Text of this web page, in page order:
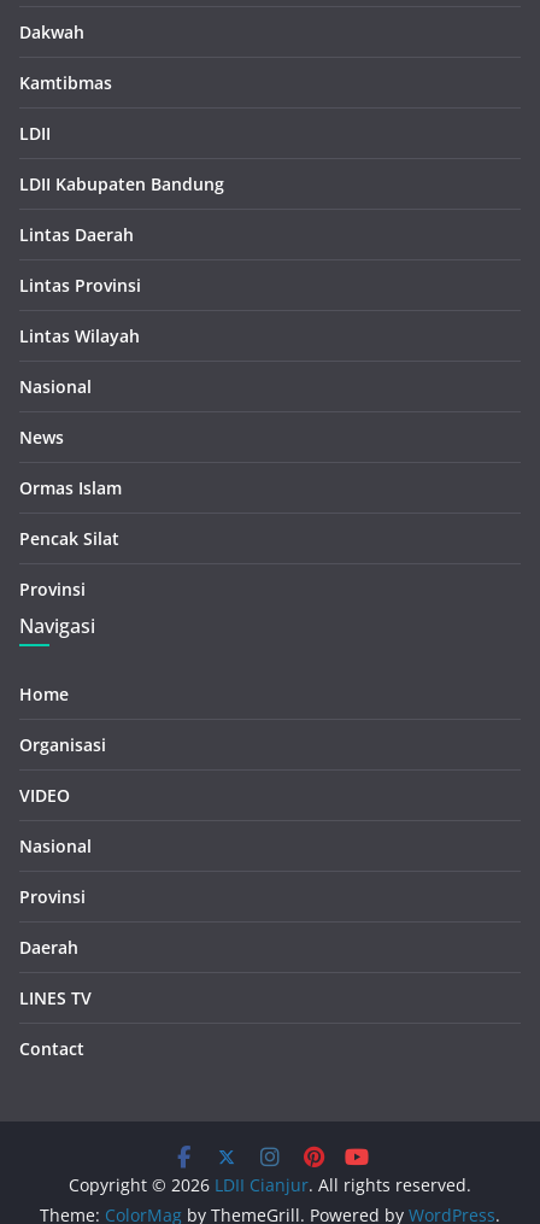
Dakwah
Kamtibmas
LDII
LDII Kabupaten Bandung
Lintas Daerah
Lintas Provinsi
Lintas Wilayah
Nasional
News
Ormas Islam
Pencak Silat
Provinsi
Navigasi
Home
Organisasi
VIDEO
Nasional
Provinsi
Daerah
LINES TV
Contact
Copyright © 2026 LDII Cianjur. All rights reserved.
Theme: ColorMag by ThemeGrill. Powered by WordPress.